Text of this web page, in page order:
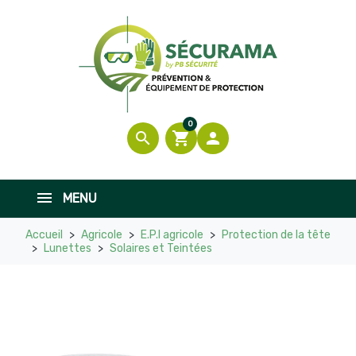
search shopping_cart
0

MENU
Accueil Agricole E.P.I agricole
Protection de la tête
Lunettes
Solaires et Teintées